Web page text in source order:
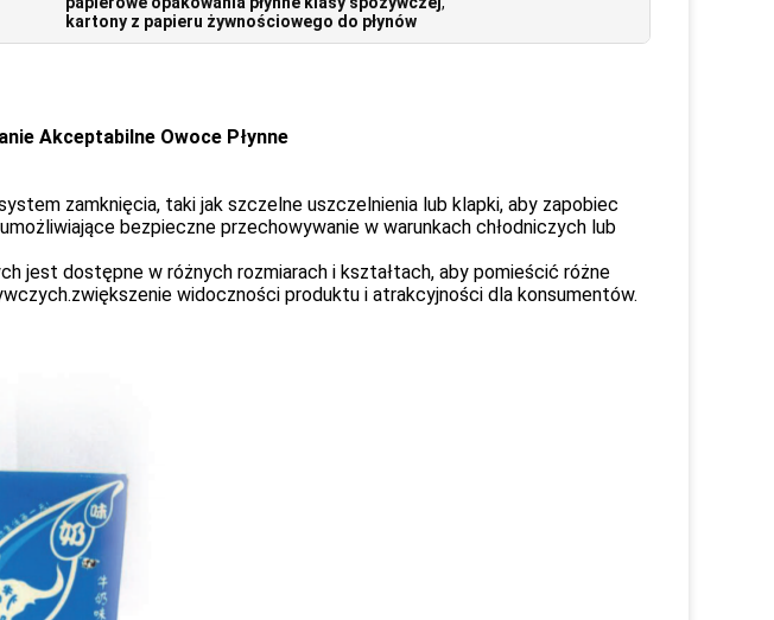
kartony z papieru żywnościowego do płynów
Akceptabilne Owoce Płynne
zamknięcia, taki jak szczelne uszczelnienia lub klapki, aby zapobiec
bezpieczne przechowywanie w warunkach chłodniczych lub
jest dostępne w różnych rozmiarach i kształtach, aby pomieścić różne
widoczności produktu i atrakcyjności dla konsumentów.